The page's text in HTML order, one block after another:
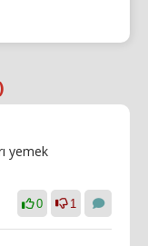
yemek
0 1